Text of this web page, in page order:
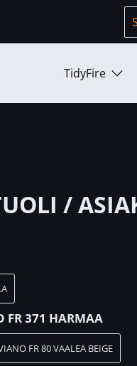
TidyFire
/
FR 371 HARMAA
FR 80 VAALEA BEIGE